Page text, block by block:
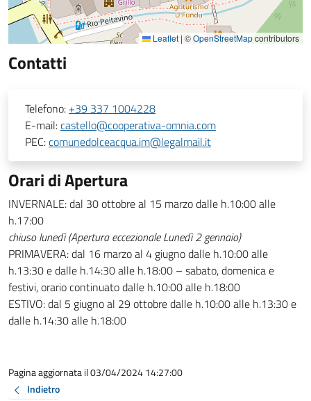
Leaflet | ©OpenStreetMapcontributors
Contatti
Telefono: +39 337 1004228
E-mail:castello@cooperativa-omnia.com
PEC:comunedolceacqua.im@legalmail.it
Orari di Apertura
INVERNALE: dal 30 ottobre al 15 marzo dalle h.10:00 alle
h.17:00
chiuso lunedì (Apertura eccezionale Lunedì 2 gennaio)
PRIMAVERA: dal 16 marzo al 4 giugno dalle h.10:00 alle
h.13:30 e dalle h.14:30 alle h.18:00 – sabato, domenica e
festivi, orario continuato dalle h.10:00 alle h.18:00
ESTIVO: dal 5 giugno al 29 ottobre dalle h.10:00 alle h.13:30 e
dalle h.14:30 alle h.18:00
Pagina aggiornata il 03/04/2024 14:27:00
Indietro